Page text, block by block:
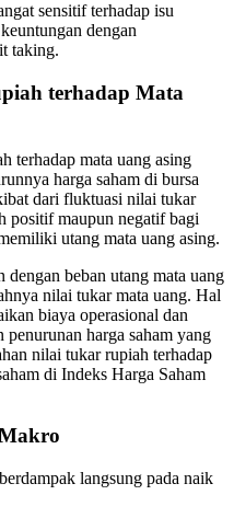
sensitif terhadap isu
dengan
taking.
terhadap Mata
terhadap mata uang asing
harga saham di bursa
dari fluktuasi nilai tukar
positif maupun negatif bagi
utang mata uang asing.
dengan beban utang mata uang
nilai tukar mata uang. Hal
biaya operasional dan
penurunan harga saham yang
nilai tukar rupiah terhadap
di Indeks Harga Saham
langsung pada naik